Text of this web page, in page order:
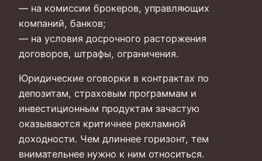
— на комиссии брокеров, управляющих
компаний, банков;
— на условия досрочного расторжения
договоров, штрафы, ограничения.
Юридические оговорки в контрактах по
депозитам, страховым программам и
инвестиционным продуктам зачастую
оказываются критичнее рекламной
доходности. Чем длиннее горизонт, тем
внимательнее нужно к ним относиться.